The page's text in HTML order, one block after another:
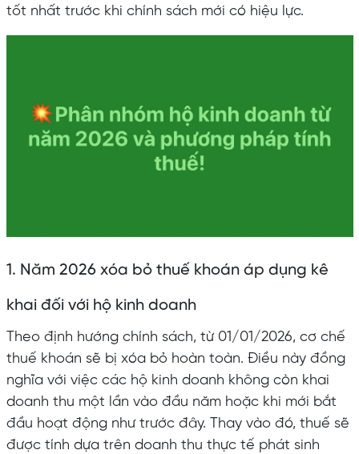
tốt nhất trước khi chính sách mới có hiệu lực.
1. Năm 2026 xóa bỏ thuế khoán áp dụng kê
khai đối với hộ kinh doanh
Theo định hướng chính sách, từ 01/01/2026, cơ chế
thuế khoán sẽ bị xóa bỏ hoàn toàn. Điều này đồng
nghĩa với việc các hộ kinh doanh không còn khai
doanh thu một lần vào đầu năm hoặc khi mới bắt
đầu hoạt động như trước đây. Thay vào đó, thuế sẽ
được tính dựa trên doanh thu thực tế phát sinh